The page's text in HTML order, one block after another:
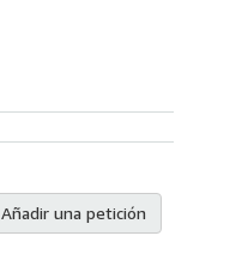
Añadir una petición